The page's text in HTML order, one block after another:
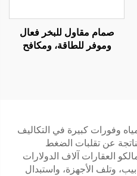
صمام مقاول للبخر فعال
وموفر للطاقة، ومكافح
وفورات كبيرة في التكاليف
عن تقلبات الضغط
العقارات آلاف الدولارات
وتلف الأجهزة، واستبدال